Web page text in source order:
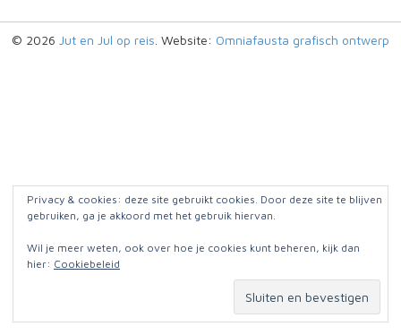
© 2026 Jut en Jul op reis . Website: Omniafausta grafisch ontwerp
Privacy & cookies: deze site gebruikt cookies. Door deze site te blijven
gebruiken, ga je akkoord met het gebruik hiervan.
Wil je meer weten, ook over hoe je cookies kunt beheren, kijk dan
hier: Cookiebeleid